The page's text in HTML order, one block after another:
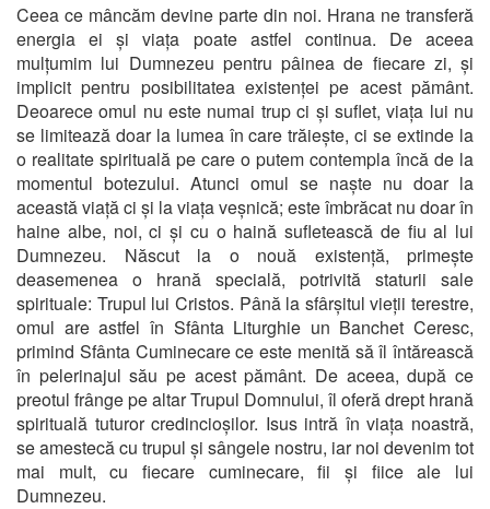
Ceea ce mâncăm devine parte din noi. Hrana ne transferă
energia ei și viața poate astfel continua. De aceea
mulțumim lui Dumnezeu pentru pâinea de fiecare zi, și
implicit pentru posibilitatea existenței pe acest pământ.
Deoarece omul nu este numai trup ci și suflet, viața lui nu
se limitează doar la lumea în care trăiește, ci se extinde la
o realitate spirituală pe care o putem contempla încă de la
momentul botezului. Atunci omul se naște nu doar la
această viață ci și la viața veșnică; este îmbrăcat nu doar în
haine albe, noi, ci și cu o haină sufletească de fiu al lui
Dumnezeu. Născut la o nouă existență, primește
deasemenea o hrană specială, potrivită staturii sale
spirituale: Trupul lui Cristos. Până la sfârșitul vieții terestre,
omul are astfel în Sfânta Liturghie un Banchet Ceresc,
primind Sfânta Cuminecare ce este menită să îl întărească
în pelerinajul său pe acest pământ. De aceea, după ce
preotul frânge pe altar Trupul Domnului, îl oferă drept hrană
spirituală tuturor credincioșilor. Isus intră în viața noastră,
se amestecă cu trupul și sângele nostru, iar noi devenim tot
mai mult, cu fiecare cuminecare, fii și fiice ale lui
Dumnezeu.